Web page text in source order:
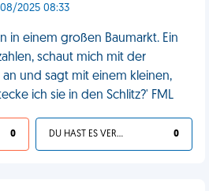
2025 08:33
in einem großen Baumarkt. Ein
schaut mich mit der
und sagt mit einem kleinen,
ich sie in den Schlitz?' FML
0 DU HAST ES VERDIENT 0